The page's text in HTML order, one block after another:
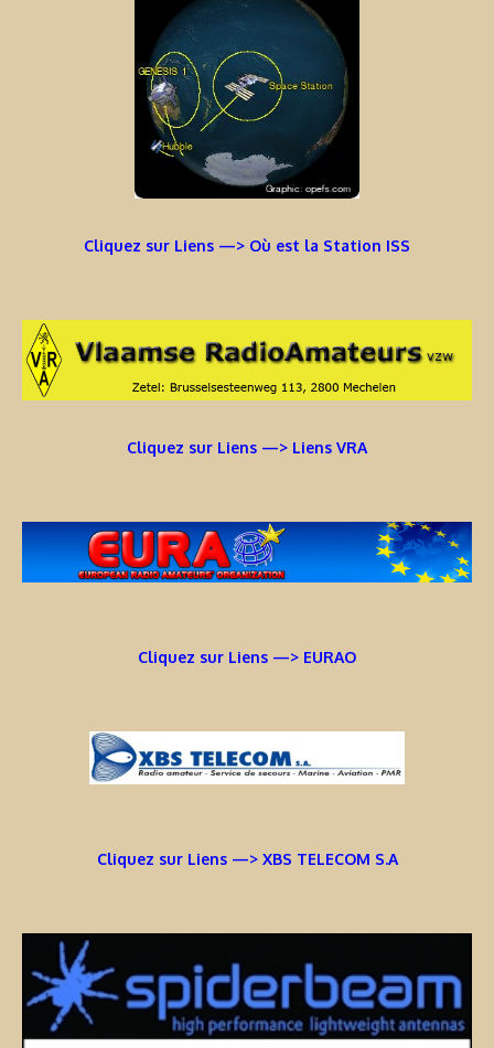
Cliquez sur Liens —> Où est la Station ISS
Cliquez sur Liens —> Liens VRA
Cliquez sur Liens —> EURAO
Cliquez sur Liens —> XBS TELECOM S.A